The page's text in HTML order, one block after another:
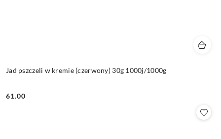
Jad pszczeli w kremie (czerwony) 30g 1000j/1000g
Cena:
61.00